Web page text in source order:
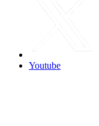
Youtube